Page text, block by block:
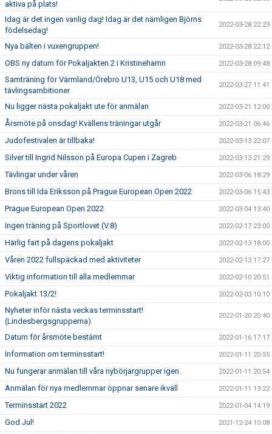
aktiva på plats!
Idag är det ingen vanlig dag! Idag är det nämligen Björns
födelsedag!
2022-03-28 22:23
Nya bälten i vuxengruppen! 2022-03-28 22:12
OBS ny datum för Pokaljakten 2 i Kristinehamn 2022-03-28 09:48
Samträning för Värmland/Örebro U13, U15 och U18 med
tävlingsambitioner
2022-03-27 11:41
Nu ligger nästa pokaljakt ute för anmälan 2022-03-21 12:00
Årsmöte på onsdag! Kvällens träningar utgår 2022-03-21 06:46
Judofestivalen är tillbaka! 2022-03-13 22:07
Silver till Ingrid Nilsson på Europa Cupen i Zagreb 2022-03-13 21:29
Tävlingar under våren 2022-03-06 18:29
Brons till Ida Eriksson på Prague European Open 2022 2022-03-06 15:43
Prague European Open 2022 2022-03-04 13:40
Ingen träning på Sportlovet (V.8) 2022-02-17 23:00
Härlig fart på dagens pokaljakt 2022-02-13 18:00
Våren 2022 fullspäckad med aktiviteter 2022-02-13 17:27
Viktig information till alla medlemmar 2022-02-10 20:51
Pokaljakt 13/2! 2022-02-03 10:10
Nyheter inför nästa veckas terminsstart!
(Lindesbergsgrupperna)
2022-01-20 20:40
Datum för årsmöte bestämt 2022-01-16 17:17
Information om terminsstart! 2022-01-11 20:55
Nu fungerar anmälan till våra nybörjargrupper igen. 2022-01-11 20:54
Anmälan för nya medlemmar öppnar senare ikväll 2022-01-11 13:22
Terminsstart 2022 2022-01-04 14:19
God Jul! 2021-12-24 10:08